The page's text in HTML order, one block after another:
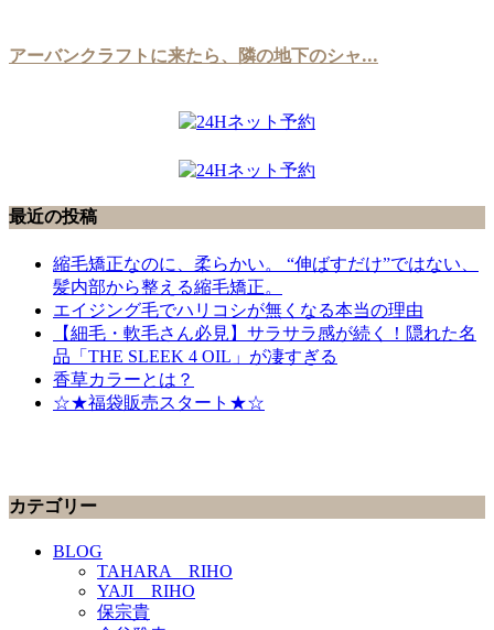
アーバンクラフトに来たら、隣の地下のシャ...
最近の投稿
縮毛矯正なのに、柔らかい。 “伸ばすだけ”ではない、
髪内部から整える縮毛矯正。
エイジング毛でハリコシが無くなる本当の理由
【細毛・軟毛さん必見】サラサラ感が続く！隠れた名
品「THE SLEEK 4 OIL」が凄すぎる
香草カラーとは？
☆★福袋販売スタート★☆
カテゴリー
BLOG
TAHARA RIHO
YAJI RIHO
保宗貴